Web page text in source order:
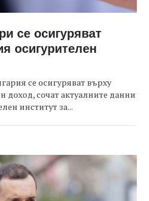
се осигуряват
осигурителен
се осигуряват върху
доход, сочат актуалните данни
институт за...